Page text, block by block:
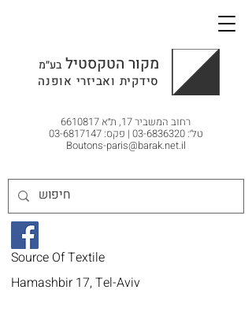
מקור הטקסטיל בע״מ
סידקית ואביזרי אופנה
רחוב המשביר 17, ת״א 6610817
טל׳: 03-6836320 | פקס: 03-6817147
Boutons-paris@barak.net.il
Source Of Textile
Hamashbir 17, Tel-Aviv